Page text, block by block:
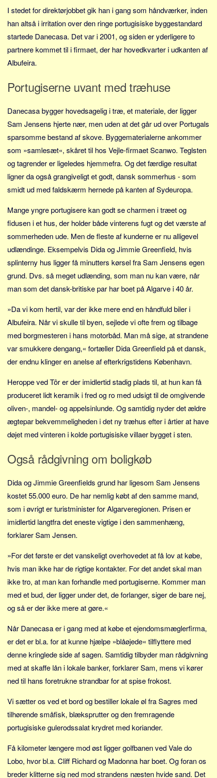
Forhistorien
Redigering
Tekstannoncer
Bannere
I stedet for direktørjobbet gik han i gang som håndværker, inden
han altså i irritation over den ringe portugisiske byggestandard
startede Danecasa. Det var i 2001, og siden er yderligere to
partnere kommet til i firmaet, der har hovedkvarter i udkanten af
Albufeira.
Portugiserne uvant med træhuse
Danecasa bygger hovedsagelig i træ, et materiale, der ligger
Sam Jensens hjerte nær, men uden at det går ud over Portugals
sparsomme bestand af skove. Byggematerialerne ankommer
som »samlesæt«, skåret til hos Vejle-firmaet Scanwo. Teglsten
og tagrender er ligeledes hjemmefra. Og det færdige resultat
ligner da også grangiveligt et godt, dansk sommerhus - som
smidt ud med faldskærm hernede på kanten af Sydeuropa.
Mange yngre portugisere kan godt se charmen i træet og
fidusen i et hus, der holder både vinterens fugt og det værste af
sommerheden ude. Men de fleste af kunderne er nu alligevel
udlændinge. Eksempelvis Dida og Jimmie Greenfield, hvis
splinterny hus ligger få minutters kørsel fra Sam Jensens egen
grund. Dvs. så meget udlænding, som man nu kan være, når
man som det dansk-britiske par har boet på Algarve i 40 år.
»Da vi kom hertil, var der ikke mere end en håndfuld biler i
Albufeira. Når vi skulle til byen, sejlede vi ofte frem og tilbage
med borgmesteren i hans motorbåd. Man må sige, at strandene
var smukkere dengang,« fortæller Dida Greenfield på et dansk,
der endnu klinger en anelse af efterkrigstidens København.
Heroppe ved Tôr er der imidlertid stadig plads til, at hun kan få
produceret lidt keramik i fred og ro med udsigt til de omgivende
oliven-, mandel- og appelsinlunde. Og samtidig nyder det ældre
ægtepar bekvemmeligheden i det ny træhus efter i årtier at have
døjet med vinteren i kolde portugisiske villaer bygget i sten.
Også rådgivning om boligkøb
Dida og Jimmie Greenfields grund har ligesom Sam Jensens
kostet 55.000 euro. De har nemlig købt af den samme mand,
som i øvrigt er turistminister for Algarveregionen. Prisen er
imidlertid langtfra det eneste vigtige i den sammenhæng,
forklarer Sam Jensen.
»For det første er det vanskeligt overhovedet at få lov at købe,
hvis man ikke har de rigtige kontakter. For det andet skal man
ikke tro, at man kan forhandle med portugiserne. Kommer man
med et bud, der ligger under det, de forlanger, siger de bare nej,
og så er der ikke mere at gøre.«
Når Danecasa er i gang med at købe et ejendomsmæglerfirma,
er det er bl.a. for at kunne hjælpe »blåøjede« tilflyttere med
denne kringlede side af sagen. Samtidig tilbyder man rådgivning
med at skaffe lån i lokale banker, forklarer Sam, mens vi kører
ned til hans foretrukne strandbar for at spise frokost.
Vi sætter os ved et bord og bestiller lokale øl fra Sagres med
tilhørende småfisk, blæksprutter og den fremragende
portugisiske gulerodssalat krydret med koriander.
Få kilometer længere mod øst ligger golfbanen ved Vale do
Lobo, hvor bl.a. Cliff Richard og Madonna har boet. Og foran os
breder klitterne sig ned mod strandens næsten hvide sand. Det